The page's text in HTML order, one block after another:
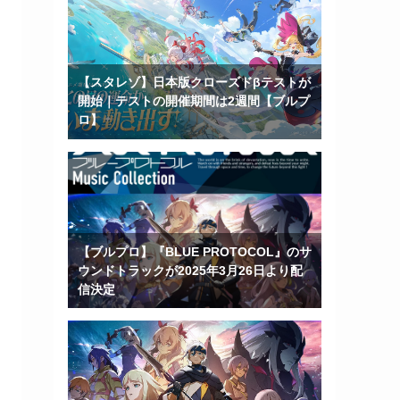
【スタレゾ】日本版クローズドβテストが
開始｜テストの開催期間は2週間【ブルプ
ロ】
【ブルプロ】『BLUE PROTOCOL』のサ
ウンドトラックが2025年3月26日より配
信決定